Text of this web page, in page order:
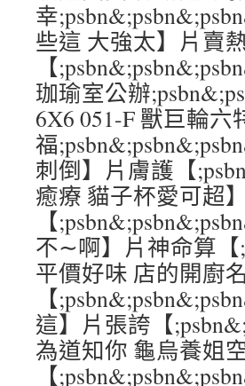
幸
些這 大強太】片賣
【
珈瑜室公辦
6X6 051-F 獸巨輪六
福
刺倒】片膚護【
癒療 貓子杯愛可超
【
不∼啊】片神命算【
平價好味 店的開廚
【
這】片張誇【
為道知你 龜烏養姐
【